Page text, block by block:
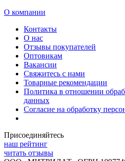
О компании
Контакты
О нас
Отзывы покупателей
Оптовикам
Вакансии
Свяжитесь с нами
Товарные рекомендации
Политика в отношении
данных
Согласие на обработку
Присоединяйтесь
наш рейтинг
читать отзывы